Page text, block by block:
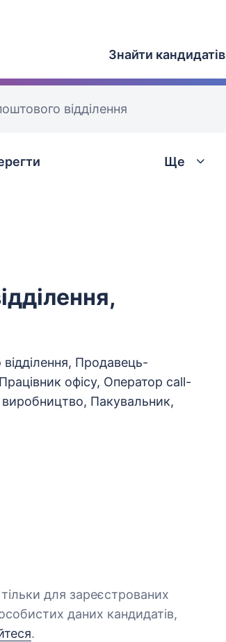
Знайти кандидатів
відділення
Ще
Продавець-
офісу, Оператор call-
Пакувальник,
для зареєстрованих
даних кандидатів,
.